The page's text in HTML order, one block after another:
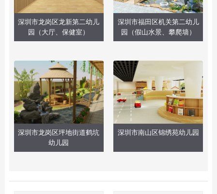
深圳市龙岗区龙新第二幼儿
园（大厅、保健室）
深圳市福田区机关第二幼儿
园（假山水景、攀爬墙）
深圳市龙岗区坪地街道鹤坑
幼儿园
深圳市南山区锦绣苑幼儿园